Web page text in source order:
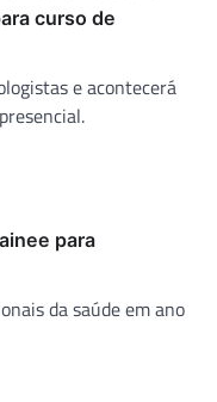
curso de
e acontecerá
para
da saúde em ano